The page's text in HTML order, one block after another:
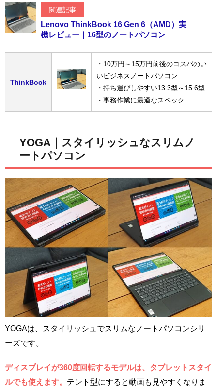
関連記事
Lenovo ThinkBook 16 Gen 6（AMD）実
機レビュー｜16型のノートパソコン
ThinkBook
・10万円～15万円前後のコスパのい
いビジネスノートパソコン
・持ち運びしやすい13.3型～15.6型
・事務作業に最適なスペック
YOGA｜スタイリッシュなスリムノ
ートパソコン
YOGAは、スタイリッシュでスリムなノートパソコンシリ
ーズです。
ディスプレイが360度回転するモデルは、タブレットスタイ
ルでも使えます。 テント型にすると動画も見やすくなりま